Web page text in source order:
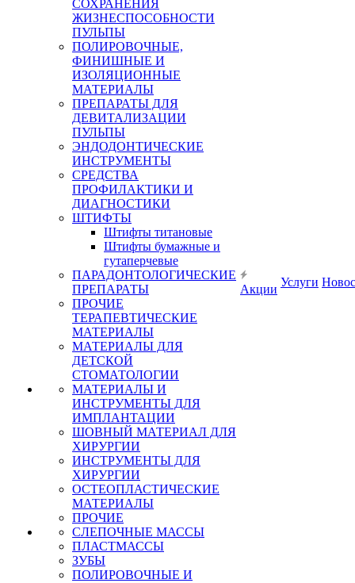
СОХРАНЕНИЯ
ЖИЗНЕСПОСОБНОСТИ
ПУЛЬПЫ
ПОЛИРОВОЧНЫЕ,
ФИНИШНЫЕ И
ИЗОЛЯЦИОННЫЕ
МАТЕРИАЛЫ
ПРЕПАРАТЫ ДЛЯ
ДЕВИТАЛИЗАЦИИ
ПУЛЬПЫ
ЭНДОДОНТИЧЕСКИЕ
ИНСТРУМЕНТЫ
СРЕДСТВА
ПРОФИЛАКТИКИ И
ДИАГНОСТИКИ
ШТИФТЫ
Штифты титановые
Штифты бумажные и
гутаперчевые
ПАРАДОНТОЛОГИЧЕСКИЕ
ПРЕПАРАТЫ
ПРОЧИЕ
ТЕРАПЕВТИЧЕСКИЕ
МАТЕРИАЛЫ
МАТЕРИАЛЫ ДЛЯ
ДЕТСКОЙ
СТОМАТОЛОГИИ
МАТЕРИАЛЫ И
ИНСТРУМЕНТЫ ДЛЯ
ИМПЛАНТАЦИИ
ШОВНЫЙ МАТЕРИАЛ ДЛЯ
ХИРУРГИИ
ИНСТРУМЕНТЫ ДЛЯ
ХИРУРГИИ
ОСТЕОПЛАСТИЧЕСКИЕ
МАТЕРИАЛЫ
ПРОЧИЕ
СЛЕПОЧНЫЕ МАССЫ
ПЛАСТМАССЫ
ЗУБЫ
ПОЛИРОВОЧНЫЕ И
Акции
Услуги